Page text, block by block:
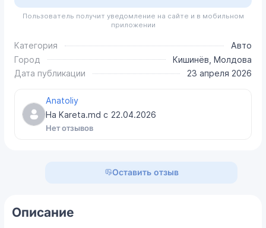
Пользователь получит уведомление на сайте и в мобильном
приложении
Категория
Авто
Город
Кишинёв, Молдова
Дата публикации
23 апреля 2026
Anatoliy
На Kareta.md с 22.04.2026
Нет отзывов
Оставить отзыв
Описание